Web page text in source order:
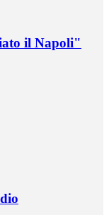
il Napoli"